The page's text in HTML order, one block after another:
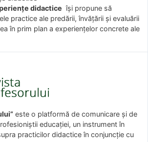
didactice îşi propune să
practice ale predării, învăţării şi evaluării
în prim plan a experienţelor concrete ale
este o platformă de comunicare și de
educației, un instrument în
practicilor didactice în conjuncție cu